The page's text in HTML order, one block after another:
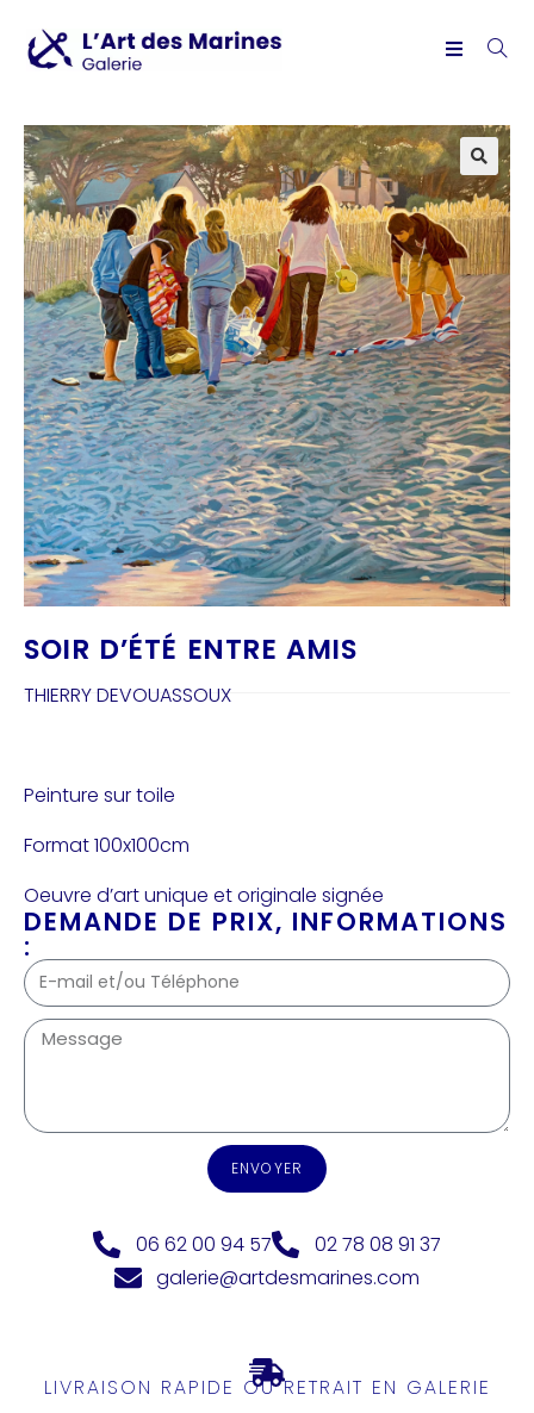
SOIR D’ÉTÉ ENTRE AMIS
THIERRY DEVOUASSOUX
Peinture sur toile
Format 100x100cm
Oeuvre d’art unique et originale signée
DEMANDE DE PRIX, INFORMATIONS
:
ENVOYER
06 62 00 94 57
02 78 08 91 37
galerie@artdesmarines.com
LIVRAISON RAPIDE OU RETRAIT EN GALERIE